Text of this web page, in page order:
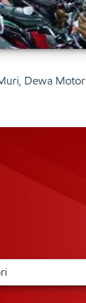
Dewa Motor